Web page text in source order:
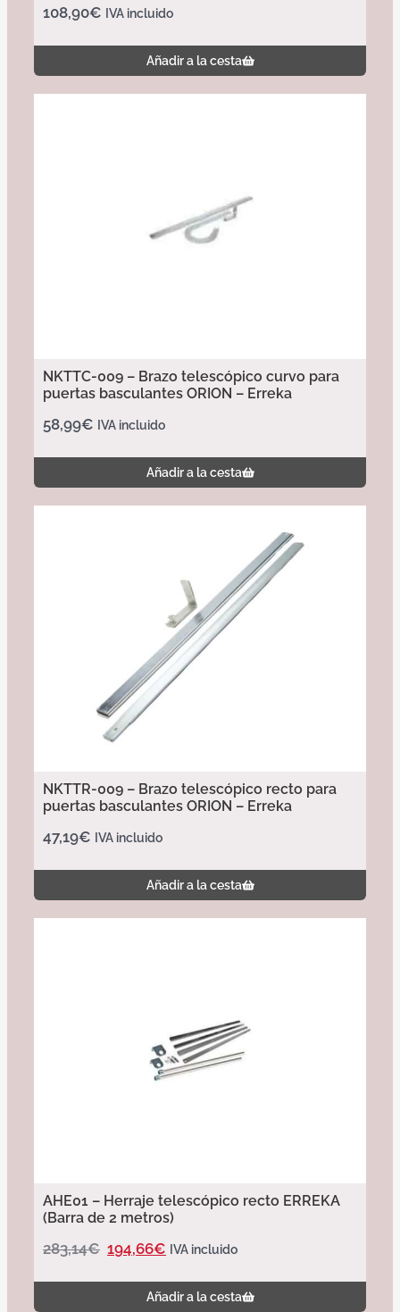
108,90€ IVA incluido
Añadir a la cesta
NKTTC-009 – Brazo telescópico curvo para
puertas basculantes ORION – Erreka
58,99€ IVA incluido
Añadir a la cesta
NKTTR-009 – Brazo telescópico recto para
puertas basculantes ORION – Erreka
47,19€ IVA incluido
Añadir a la cesta
AHE01 – Herraje telescópico recto ERREKA
(Barra de 2 metros)
283,14€ 194,66€ IVA incluido
Añadir a la cesta